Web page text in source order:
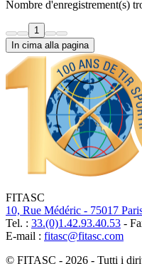
Nombre d'enregistrement(s)
1
In cima alla pagina
FITASC
10, Rue Médéric - 75017
Tel. : 33.(0)1.42.93.40.53 -
E-mail : fitasc@fitasc.com
© FITASC - 2026 - Tutti i